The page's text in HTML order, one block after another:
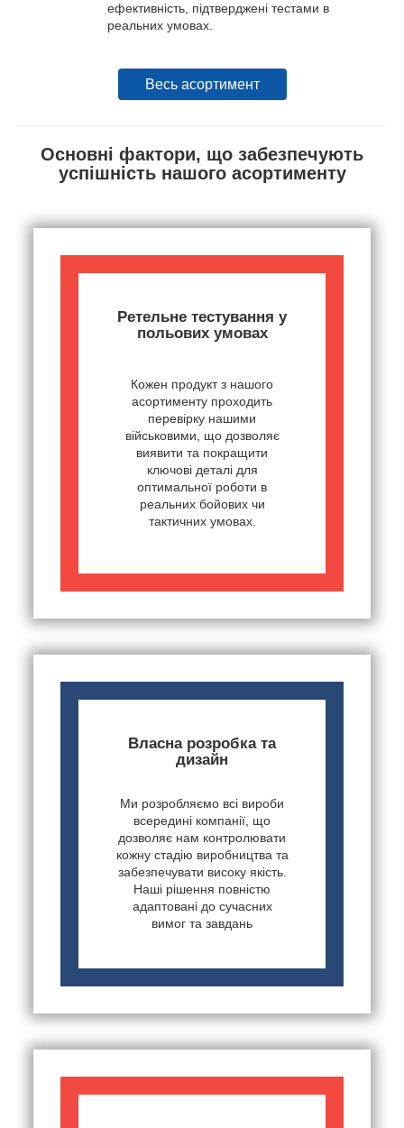
ефективність, підтверджені тестами в
реальних умовах.
Весь асортимент
Основні фактори, що забезпечують
успішність нашого асортименту
Ретельне тестування у
польових умовах
Кожен продукт з нашого
асортименту проходить
перевірку нашими
військовими, що дозволяє
виявити та покращити
ключові деталі для
оптимальної роботи в
реальних бойових чи
тактичних умовах.
Власна розробка та
дизайн
Ми розробляємо всі вироби
всередині компанії, що
дозволяє нам контролювати
кожну стадію виробництва та
забезпечувати високу якість.
Наші рішення повністю
адаптовані до сучасних
вимог та завдань